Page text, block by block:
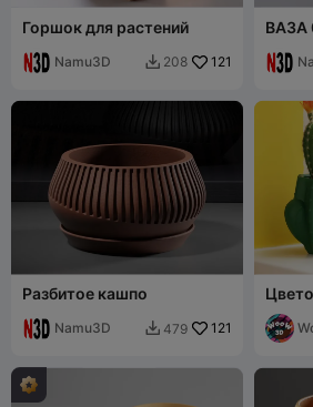
Горшок для растений
Namu3D  208 121
ВАЗА
Разбитое кашпо
Namu3D  479 121